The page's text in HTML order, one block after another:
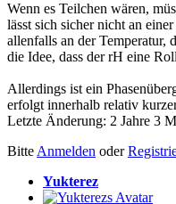
Wenn es Teilchen wären,
lässt sich sicher nicht an
allenfalls an der Temperatur,
die Idee, dass der rH eine
Allerdings ist ein
erfolgt innerhalb relativ
Letzte Änderung: 2 Jahre 3
Bitte Anmelden oder
Yukterez